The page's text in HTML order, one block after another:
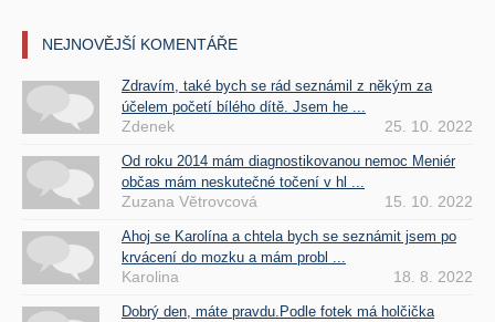
NEJNOVĚJŠÍ KOMENTÁŘE
Zdravím, také bych se rád seznámil z někým za
účelem početí bílého dítě. Jsem he ...
Zdenek 25. 10. 2022
Od roku 2014 mám diagnostikovanou nemoc Meniér
občas mám neskutečné točení v hl ...
Zuzana Větrovcová 15. 10. 2022
Ahoj se Karolína a chtela bych se seznámit jsem po
krvácení do mozku a mám probl ...
Karolina 18. 8. 2022
Dobrý den, máte pravdu.Podle fotek má holčička